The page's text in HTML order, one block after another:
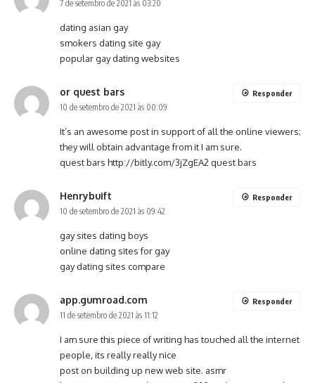
7 de setembro de 2021 às 03:20
dating asian gay
smokers dating site gay
popular gay dating websites
or quest bars
10 de setembro de 2021 às 00:09
It’s an awesome post in support of all the online viewers;
they will obtain advantage from it I am sure.
quest bars http://bitly.com/3jZgEA2 quest bars
Responder
Henrybuift
10 de setembro de 2021 às 09:42
gay sites dating boys
online dating sites for gay
gay dating sites compare
Responder
app.gumroad.com
11 de setembro de 2021 às 11:12
I am sure this piece of writing has touched all the internet
people, its really really nice
post on building up new web site. asmr
Responder